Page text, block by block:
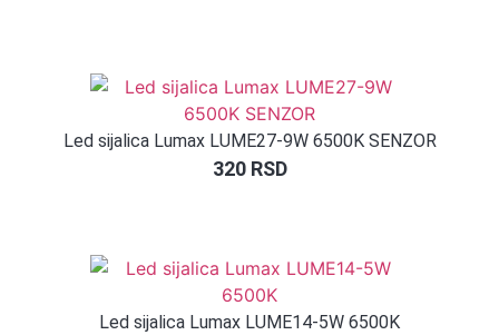
Led sijalica Lumax LUME27-9W 6500K SENZOR
320 RSD
Led sijalica Lumax LUME14-5W 6500K